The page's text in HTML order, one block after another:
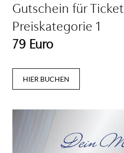
Gutschein für Ticket
Preiskategorie 1
79 Euro
HIER BUCHEN